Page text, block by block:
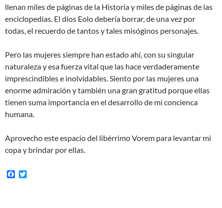
llenan miles de páginas de la Historia y miles de páginas de las
enciclopedias. El dios Eolo debería borrar, de una vez por
todas, el recuerdo de tantos y tales misóginos personajes.
Pero las mujeres siempre han estado ahí, con su singular
naturaleza y esa fuerza vital que las hace verdaderamente
imprescindibles e inolvidables. Siento por las mujeres una
enorme admiración y también una gran gratitud porque ellas
tienen suma importancia en el desarrollo de mi concienca
humana.
Aprovecho este espacio del libérrimo Vorem para levantar mi
copa y brindar por ellas.
F